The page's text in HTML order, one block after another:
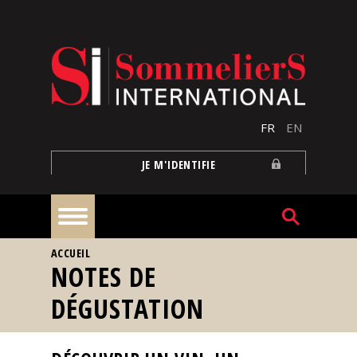
FR EN
JE M'IDENTIFIE
À
la
une
Reportages
VOUS ÊTES ICI
ACCUEIL
NOTES DE
DÉGUSTATION